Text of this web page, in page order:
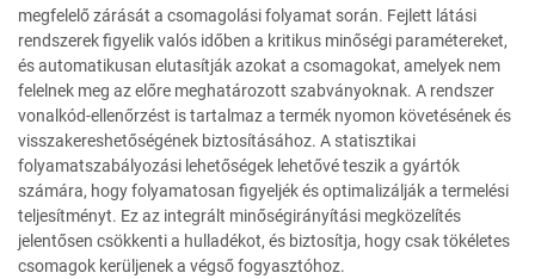
megfelelő zárását a csomagolási folyamat során. Fejlett látási
rendszerek figyelik valós időben a kritikus minőségi paramétereket,
és automatikusan elutasítják azokat a csomagokat, amelyek nem
felelnek meg az előre meghatározott szabványoknak. A rendszer
vonalkód-ellenőrzést is tartalmaz a termék nyomon követésének és
visszakereshetőségének biztosításához. A statisztikai
folyamatszabályozási lehetőségek lehetővé teszik a gyártók
számára, hogy folyamatosan figyeljék és optimalizálják a termelési
teljesítményt. Ez az integrált minőségirányítási megközelítés
jelentősen csökkenti a hulladékot, és biztosítja, hogy csak tökéletes
csomagok kerüljenek a végső fogyasztóhoz.